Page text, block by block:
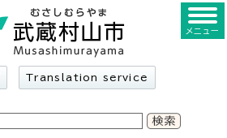
Translation service
メニュー